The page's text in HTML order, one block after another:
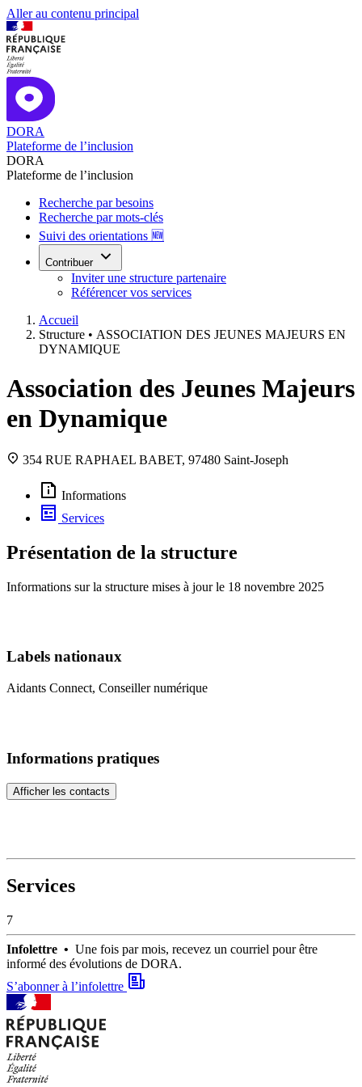
Aller au contenu principal
DORA
Plateforme de l’inclusion
DORA
Plateforme de l’inclusion
Recherche par besoins
Recherche par mots-clés
Suivi des orientations 🆕
Contribuer
Inviter une structure partenaire
Référencer vos services
Accueil
Structure • ASSOCIATION DES JEUNES MAJEURS EN
DYNAMIQUE
Association des Jeunes Majeurs
en Dynamique
354 RUE RAPHAEL BABET, 97480 Saint-Joseph
Informations
Services
Présentation de la structure
Informations sur la structure mises à jour le 18 novembre 2025
Labels nationaux
Aidants Connect, Conseiller numérique
Informations pratiques
Afficher les contacts
Services
7
Infolettre • Une fois par mois, recevez un courriel pour être
informé des évolutions de DORA.
S’abonner à l’infolettre